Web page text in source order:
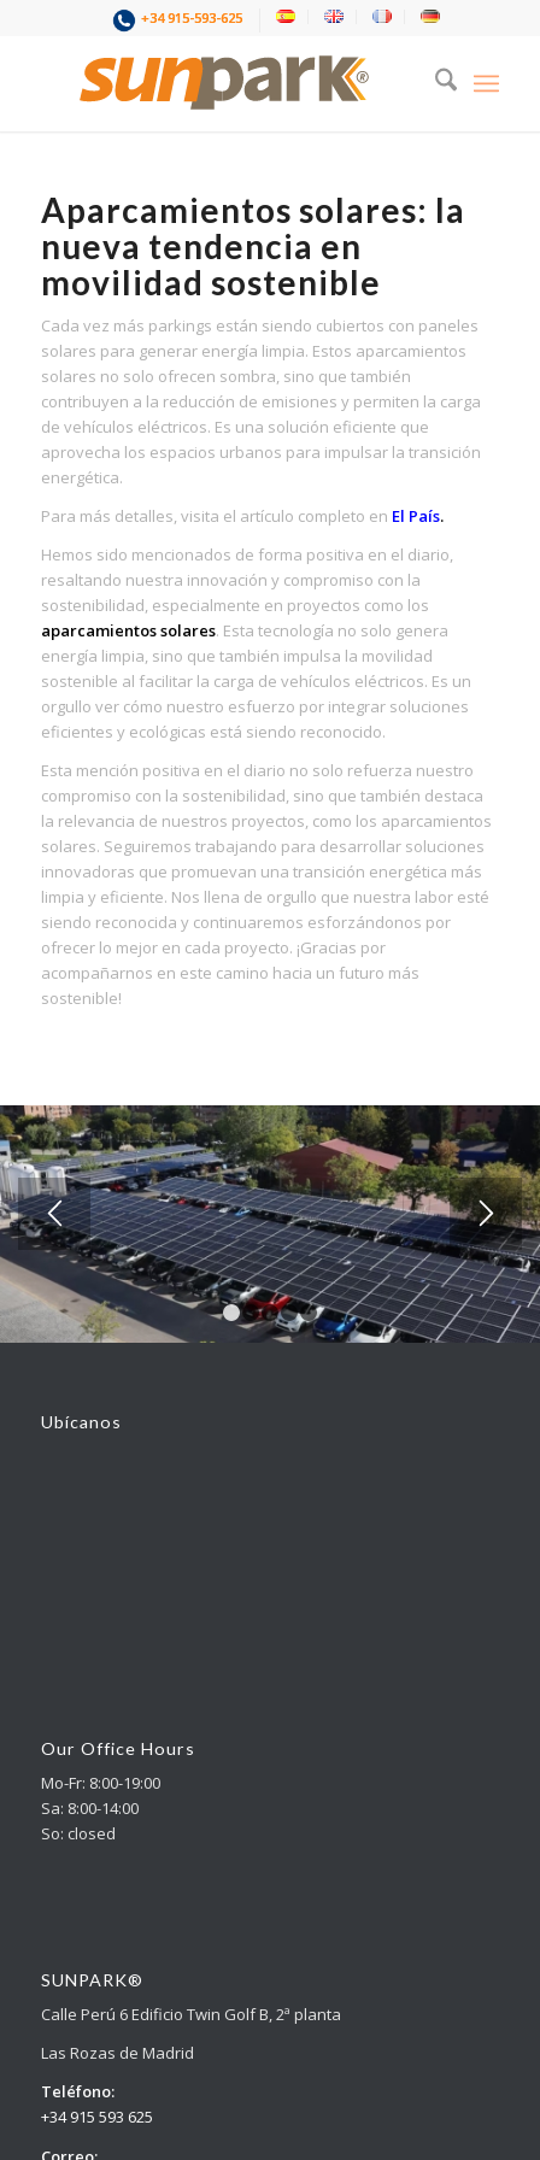
+34 915-593-625
Aparcamientos solares: la
nueva tendencia en
movilidad sostenible
Cada vez más parkings están siendo cubiertos con paneles
solares para generar energía limpia. Estos aparcamientos
solares no solo ofrecen sombra, sino que también
contribuyen a la reducción de emisiones y permiten la carga
de vehículos eléctricos. Es una solución eficiente que
aprovecha los espacios urbanos para impulsar la transición
energética.
Para más detalles, visita el artículo completo en El País.
Hemos sido mencionados de forma positiva en el diario,
resaltando nuestra innovación y compromiso con la
sostenibilidad, especialmente en proyectos como los
aparcamientos solares. Esta tecnología no solo genera
energía limpia, sino que también impulsa la movilidad
sostenible al facilitar la carga de vehículos eléctricos. Es un
orgullo ver cómo nuestro esfuerzo por integrar soluciones
eficientes y ecológicas está siendo reconocido.
Esta mención positiva en el diario no solo refuerza nuestro
compromiso con la sostenibilidad, sino que también destaca
la relevancia de nuestros proyectos, como los aparcamientos
solares. Seguiremos trabajando para desarrollar soluciones
innovadoras que promuevan una transición energética más
limpia y eficiente. Nos llena de orgullo que nuestra labor esté
siendo reconocida y continuaremos esforzándonos por
ofrecer lo mejor en cada proyecto. ¡Gracias por
acompañarnos en este camino hacia un futuro más
sostenible!
1 2 3 4 5
Ubícanos
Our Office Hours
Mo-Fr: 8:00-19:00
Sa: 8:00-14:00
So: closed
SUNPARK®
Calle Perú 6 Edificio Twin Golf B, 2ª planta
Las Rozas de Madrid
Teléfono:
+34 915 593 625